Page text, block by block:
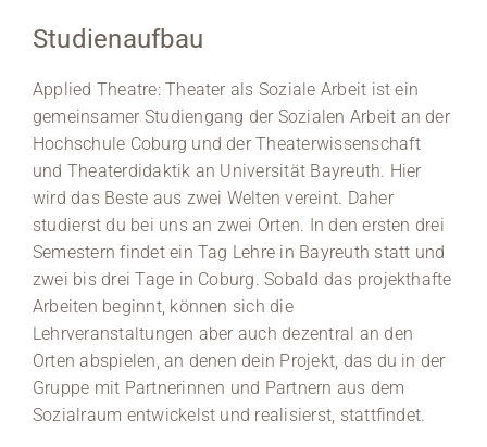
Studienaufbau
Applied Theatre: Theater als Soziale Arbeit ist ein
gemeinsamer Studiengang der Sozialen Arbeit an der
Hochschule Coburg und der Theaterwissenschaft
und Theaterdidaktik an Universität Bayreuth. Hier
wird das Beste aus zwei Welten vereint. Daher
studierst du bei uns an zwei Orten. In den ersten drei
Semestern findet ein Tag Lehre in Bayreuth statt und
zwei bis drei Tage in Coburg. Sobald das projekthafte
Arbeiten beginnt, können sich die
Lehrveranstaltungen aber auch dezentral an den
Orten abspielen, an denen dein Projekt, das du in der
Gruppe mit Partnerinnen und Partnern aus dem
Sozialraum entwickelst und realisierst, stattfindet.